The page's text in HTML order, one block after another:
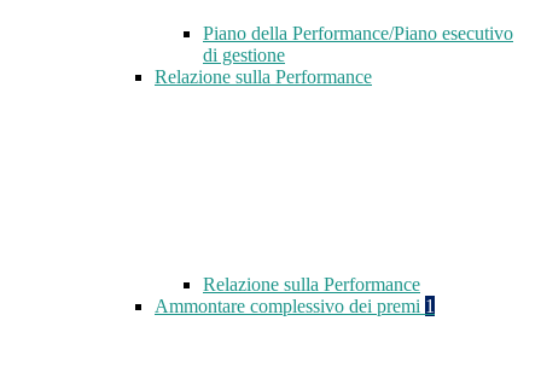
Piano della Performance/Piano esecutivo
di gestione
Relazione sulla Performance
Relazione sulla Performance
Ammontare complessivo dei premi 1